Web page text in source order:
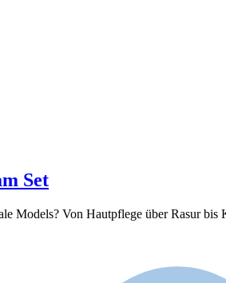
Set
Models? Von Hautpflege über Rasur